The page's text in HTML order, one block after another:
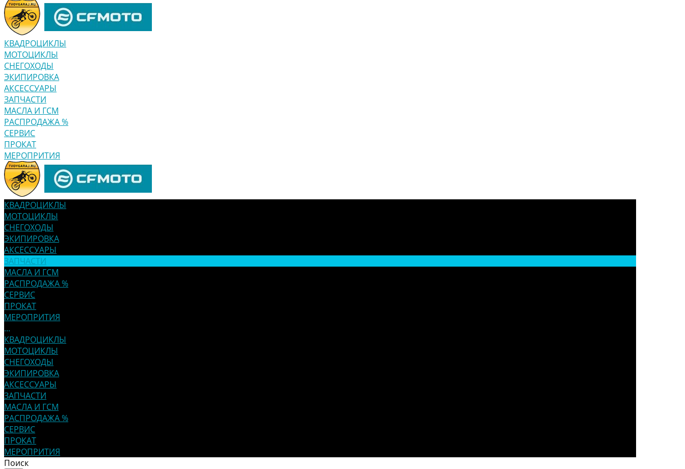
КВАДРОЦИКЛЫ
МОТОЦИКЛЫ
СНЕГОХОДЫ
ЭКИПИРОВКА
АКСЕССУАРЫ
ЗАПЧАСТИ
МАСЛА И ГСМ
РАСПРОДАЖА %
СЕРВИС
ПРОКАТ
МЕРОПРИТИЯ
КВАДРОЦИКЛЫ
МОТОЦИКЛЫ
СНЕГОХОДЫ
ЭКИПИРОВКА
АКСЕССУАРЫ
ЗАПЧАСТИ
МАСЛА И ГСМ
РАСПРОДАЖА %
СЕРВИС
ПРОКАТ
МЕРОПРИТИЯ
...
КВАДРОЦИКЛЫ
МОТОЦИКЛЫ
СНЕГОХОДЫ
ЭКИПИРОВКА
АКСЕССУАРЫ
ЗАПЧАСТИ
МАСЛА И ГСМ
РАСПРОДАЖА %
СЕРВИС
ПРОКАТ
МЕРОПРИТИЯ
Поиск